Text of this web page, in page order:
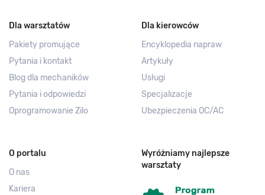
Dla warsztatów
Pakiety promujące
Pytania i kontakt
Blog dla mechaników
Pytania i odpowiedzi
Oprogramowanie Zilo
Dla kierowców
Encyklopedia napraw
Artykuły
Usługi
Specjalizacje
Ubezpieczenia OC/AC
O portalu
O nas
Kariera
Wyróżniamy najlepsze
warsztaty